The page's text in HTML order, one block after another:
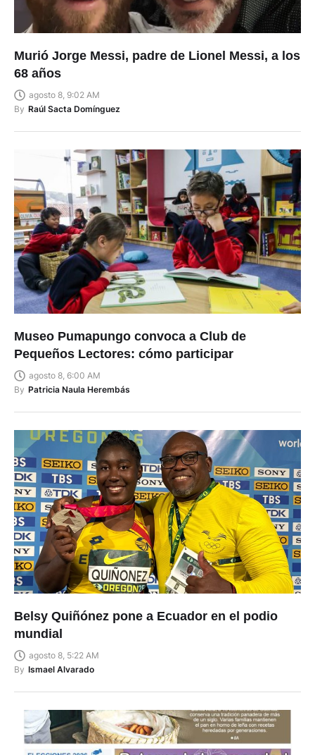
Murió Jorge Messi, padre de Lionel Messi, a los
68 años
agosto 8, 9:02 AM
By Raúl Sacta Domínguez
Museo Pumapungo convoca a Club de
Pequeños Lectores: cómo participar
agosto 8, 6:00 AM
By Patricia Naula Herembás
Belsy Quiñónez pone a Ecuador en el podio
mundial
agosto 8, 5:22 AM
By Ismael Alvarado